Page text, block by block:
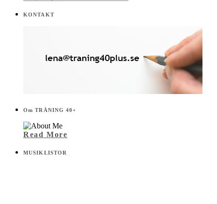
på
KONTAKT
Om TRÄNING 40+
Read More
MUSIKLISTOR